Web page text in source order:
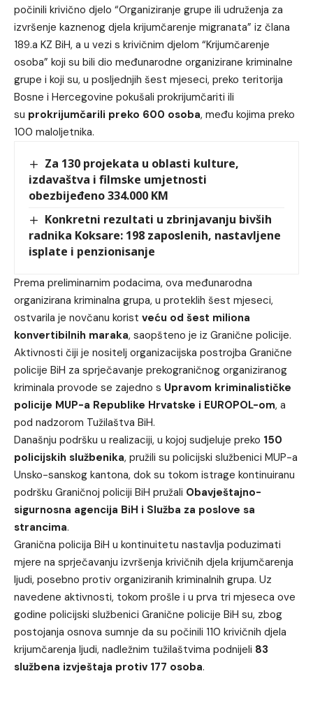
počinili krivično djelo “Organiziranje grupe ili udruženja za
izvršenje kaznenog djela krijumčarenje migranata” iz člana
189.a KZ BiH, a u vezi s krivičnim djelom “Krijumčarenje
osoba” koji su bili dio međunarodne organizirane kriminalne
grupe i koji su, u posljednjih šest mjeseci, preko teritorija
Bosne i Hercegovine pokušali prokrijumčariti ili
su prokrijumčarili preko 600 osoba, među kojima preko
100 maloljetnika.
Za 130 projekata u oblasti kulture,
izdavaštva i filmske umjetnosti
obezbijeđeno 334.000 KM
Konkretni rezultati u zbrinjavanju bivših
radnika Koksare: 198 zaposlenih, nastavljene
isplate i penzionisanje
Prema preliminarnim podacima, ova međunarodna
organizirana kriminalna grupa, u proteklih šest mjeseci,
ostvarila je novčanu korist veću od šest miliona
konvertibilnih maraka, saopšteno je iz Granične policije.
Aktivnosti čiji je nositelj organizacijska postrojba Granične
policije BiH za sprječavanje prekograničnog organiziranog
kriminala provode se zajedno s Upravom kriminalističke
policije MUP-a Republike Hrvatske i EUROPOL-om, a
pod nadzorom Tužilaštva BiH.
Današnju podršku u realizaciji, u kojoj sudjeluje preko 150
policijskih službenika, pružili su policijski službenici MUP-a
Unsko-sanskog kantona, dok su tokom istrage kontinuiranu
podršku Graničnoj policiji BiH pružali Obavještajno-
sigurnosna agencija BiH i Služba za poslove sa
strancima.
Granična policija BiH u kontinuitetu nastavlja poduzimati
mjere na sprječavanju izvršenja krivičnih djela krijumčarenja
ljudi, posebno protiv organiziranih kriminalnih grupa. Uz
navedene aktivnosti, tokom prošle i u prva tri mjeseca ove
godine policijski službenici Granične policije BiH su, zbog
postojanja osnova sumnje da su počinili 110 krivičnih djela
krijumčarenja ljudi, nadležnim tužilaštvima podnijeli 83
službena izvještaja protiv 177 osoba.